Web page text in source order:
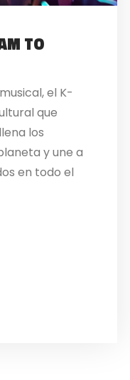
TO
el K-
que
los
y une a
en todo el
su
Skull